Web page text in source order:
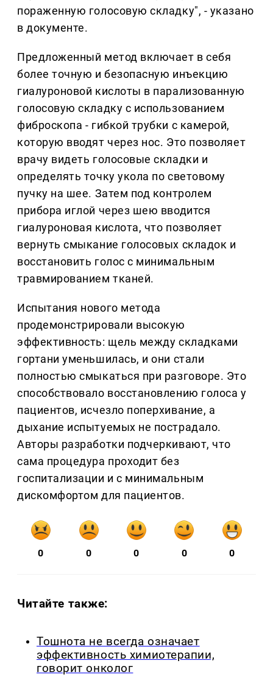
пораженную голосовую складку", - указано
в документе.
Предложенный метод включает в себя
более точную и безопасную инъекцию
гиалуроновой кислоты в парализованную
голосовую складку с использованием
фиброскопа - гибкой трубки с камерой,
которую вводят через нос. Это позволяет
врачу видеть голосовые складки и
определять точку укола по световому
пучку на шее. Затем под контролем
прибора иглой через шею вводится
гиалуроновая кислота, что позволяет
вернуть смыкание голосовых складок и
восстановить голос с минимальным
травмированием тканей.
Испытания нового метода
продемонстрировали высокую
эффективность: щель между складками
гортани уменьшилась, и они стали
полностью смыкаться при разговоре. Это
способствовало восстановлению голоса у
пациентов, исчезло поперхивание, а
дыхание испытуемых не пострадало.
Авторы разработки подчеркивают, что
сама процедура проходит без
госпитализации и с минимальным
дискомфортом для пациентов.
0 0 0 0 0
Читайте также:
Тошнота не всегда означает
эффективность химиотерапии,
говорит онколог